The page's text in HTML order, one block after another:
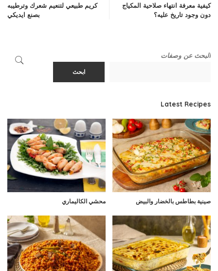
كيفية معرفة انتهاء صلاحية المكياج
دون وجود تاريخ عليه؟
كريم طبيعي لتنعيم شعرك وترطيبه
بصنع ايديكي
البحث عن وصفات
ابحث
Latest Recipes
صينية بطاطس بالخضار والبيض محشي الكاليماري